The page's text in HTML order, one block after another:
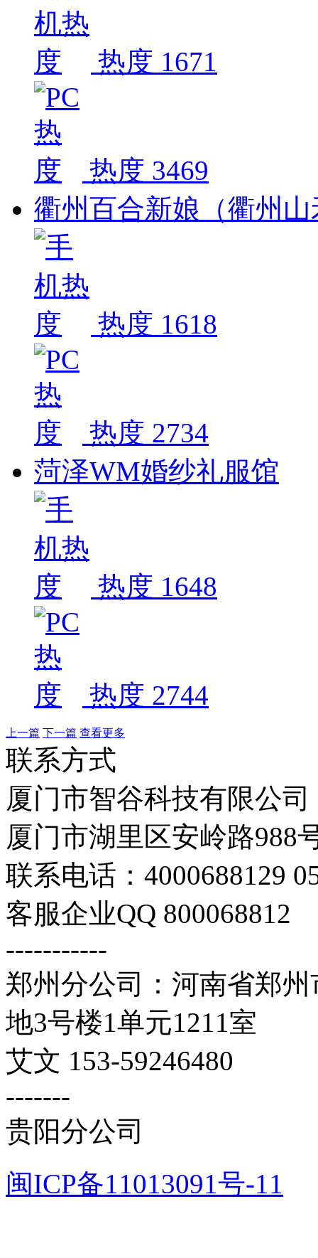
热度 1671
热度 3469
衢州百合新娘（衢州
热度 1618
热度 2734
菏泽WM婚纱礼服馆
热度 1648
热度 2744
上一篇 下一篇 查看更多
联系方式
厦门市智谷科技有限公司
厦门市湖里区安岭路988
联系电话：4000688129
客服企业QQ 800068812
-----------
郑州分公司：河南省郑
地3号楼1单元1211室
艾文 153-59246480
-------
贵阳分公司
闽ICP备11013091号-11